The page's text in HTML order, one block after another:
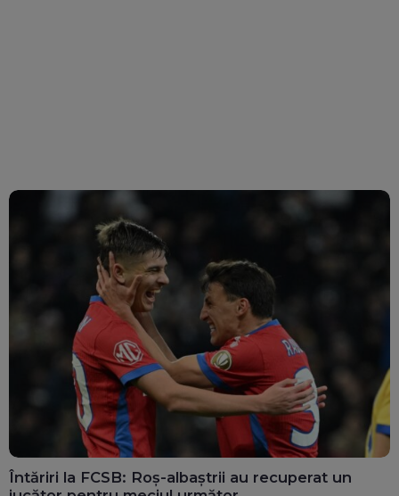
Întăriri la FCSB: Roș-albaștrii au recuperat un